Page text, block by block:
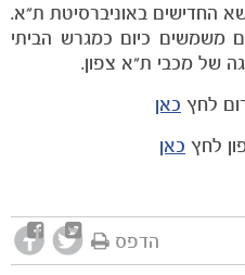
הדשא החדישים באוניברסיטת ת"א.
משמשים כיום כמגרש הביתי
של מכבי ת"א צפון.
לחץ כאן
לחץ כאן
הדפס